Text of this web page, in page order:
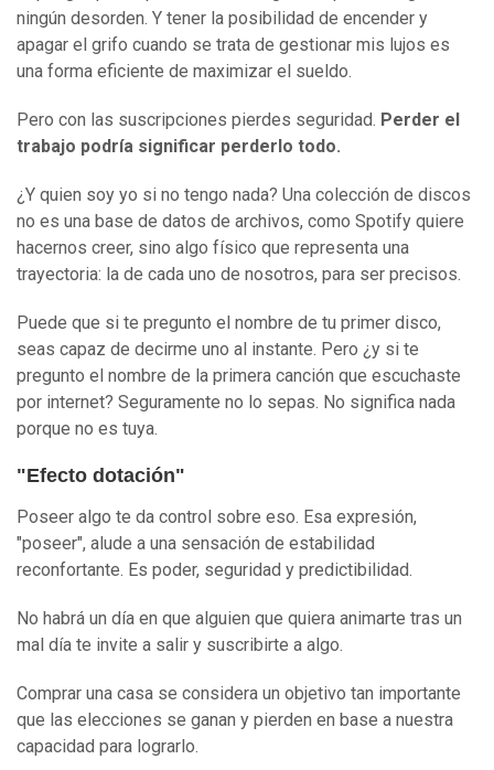
ningún desorden. Y tener la posibilidad de encender y
apagar el grifo cuando se trata de gestionar mis lujos es
una forma eficiente de maximizar el sueldo.
Pero con las suscripciones pierdes seguridad. Perder el
trabajo podría significar perderlo todo.
¿Y quien soy yo si no tengo nada? Una colección de discos
no es una base de datos de archivos, como Spotify quiere
hacernos creer, sino algo físico que representa una
trayectoria: la de cada uno de nosotros, para ser precisos.
Puede que si te pregunto el nombre de tu primer disco,
seas capaz de decirme uno al instante. Pero ¿y si te
pregunto el nombre de la primera canción que escuchaste
por internet? Seguramente no lo sepas. No significa nada
porque no es tuya.
"Efecto dotación"
Poseer algo te da control sobre eso. Esa expresión,
"poseer", alude a una sensación de estabilidad
reconfortante. Es poder, seguridad y predictibilidad.
No habrá un día en que alguien que quiera animarte tras un
mal día te invite a salir y suscribirte a algo.
Comprar una casa se considera un objetivo tan importante
que las elecciones se ganan y pierden en base a nuestra
capacidad para lograrlo.